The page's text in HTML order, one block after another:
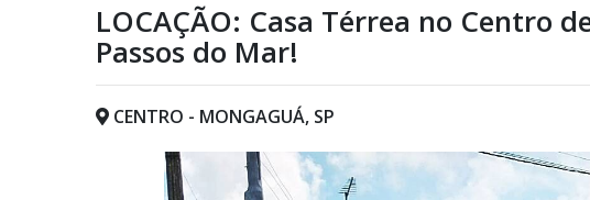
LOCAÇÃO: Casa Térrea no Centro
Passos do Mar!
CENTRO - MONGAGUÁ, SP